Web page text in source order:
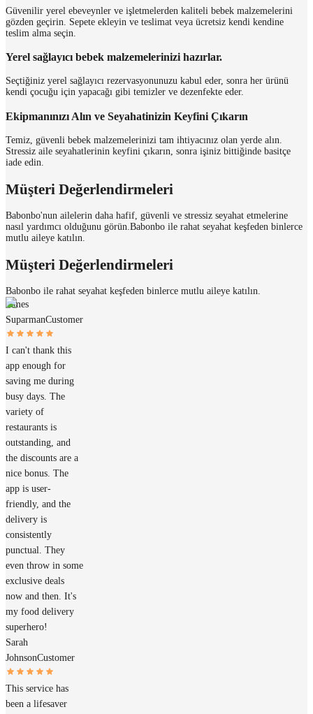
Güvenilir yerel ebeveynler ve işletmelerden kaliteli bebek malzemelerini
gözden geçirin. Sepete ekleyin ve teslimat veya ücretsiz kendi kendine
teslim alma seçin.
Yerel sağlayıcı bebek malzemelerinizi hazırlar.
Seçtiğiniz yerel sağlayıcı rezervasyonunuzu kabul eder, sonra her ürünü
kendi çocuğu için yapacağı gibi temizler ve dezenfekte eder.
Ekipmanınızı Alın ve Seyahatinizin Keyfini Çıkarın
Temiz, güvenli bebek malzemelerinizi tam ihtiyacınız olan yerde alın.
Stressiz aile seyahatlerinin keyfini çıkarın, sonra işiniz bittiğinde basitçe
iade edin.
Müşteri Değerlendirmeleri
Babonbo'nun ailelerin daha hafif, güvenli ve stressiz seyahat etmelerine
nasıl yardımcı olduğunu görün.Babonbo ile rahat seyahat keşfeden binlerce
mutlu aileye katılın.
Müşteri Değerlendirmeleri
Babonbo ile rahat seyahat keşfeden binlerce mutlu aileye katılın.
James
SuparmanCustomer
I can't thank this
app enough for
saving me during
busy days. The
variety of
restaurants is
outstanding, and
the discounts are a
nice bonus. The
app is user-
friendly, and the
delivery is
consistently
punctual. They
even throw in some
exclusive deals
now and then. It's
my food delivery
superhero!
Sarah
JohnsonCustomer
This service has
been a lifesaver